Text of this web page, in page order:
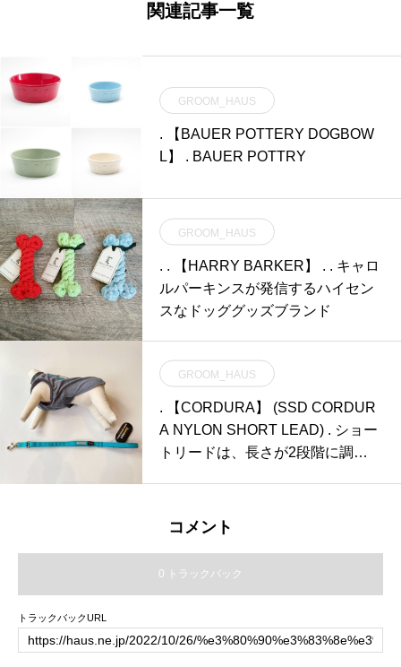
関連記事一覧
GROOM_HAUS
. 【BAUER POTTERY DOGBOW
L】 . BAUER POTTRY
GROOM_HAUS
. . 【HARRY BARKER】 . . キャロ
ルパーキンスが発信するハイセン
スなドッググッズブランド
GROOM_HAUS
. 【CORDURA】 (SSD CORDUR
A NYLON SHORT LEAD) . ショー
トリードは、長さが2段階に調整
コメント
0 トラックバック
トラックバックURL